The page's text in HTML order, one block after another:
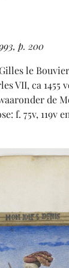
p. 200
le
VII, ca 1455
de
f. 75v, 119v